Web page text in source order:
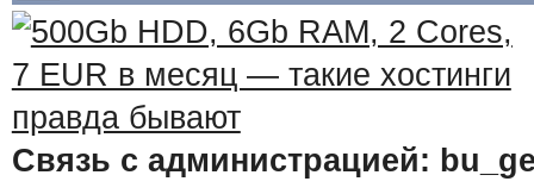
Связь с администрацией: